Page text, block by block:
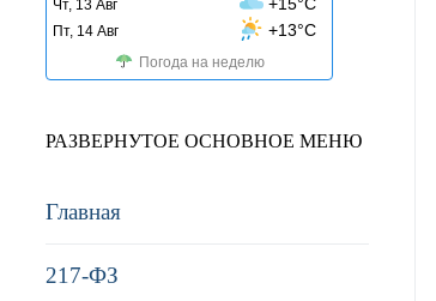
Чт, 13 Авг +15°C
Пт, 14 Авг +13°C
Погода на неделю
РАЗВЕРНУТОЕ ОСНОВНОЕ МЕНЮ
Главная
217-ФЗ